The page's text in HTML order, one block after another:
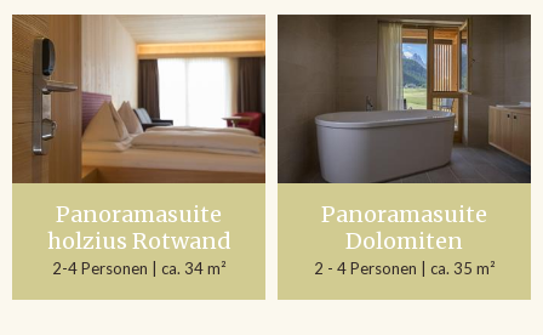
Panoramasuite
holzius Rotwand
2-4 Personen | ca. 34 m²
Panoramasuite
Dolomiten
2 - 4 Personen | ca. 35 m²